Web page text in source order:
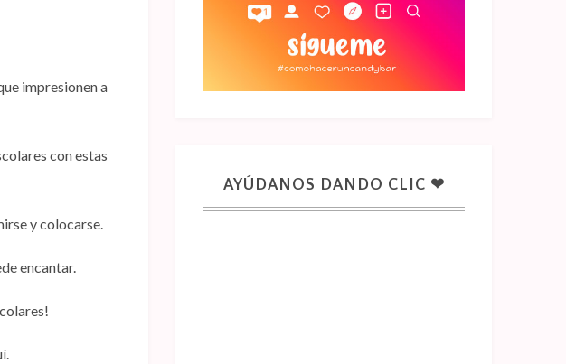
impresionen a
con estas
y colocarse.
encantar.
AYÚDANOS DANDO CLIC ❤